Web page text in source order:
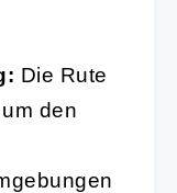
Die Rute
den